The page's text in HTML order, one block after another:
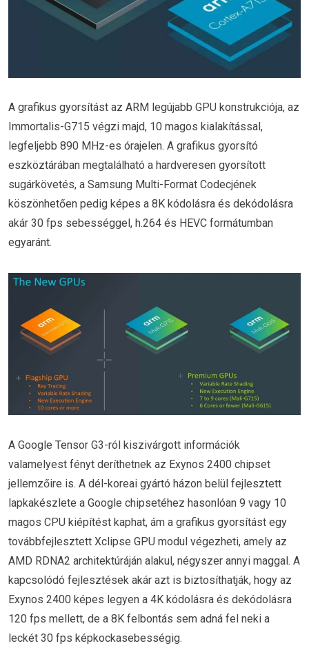
A grafikus gyorsítást az ARM legújabb GPU konstrukciója, az
Immortalis-G715 végzi majd, 10 magos kialakítással,
legfeljebb 890 MHz-es órajelen. A grafikus gyorsító
eszköztárában megtalálható a hardveresen gyorsított
sugárkövetés, a Samsung Multi-Format Codecjének
köszönhetően pedig képes a 8K kódolásra és dekódolásra
akár 30 fps sebességgel, h.264 és HEVC formátumban
egyaránt.
A Google Tensor G3-ról kiszivárgott információk
valamelyest fényt deríthetnek az Exynos 2400 chipset
jellemzőire is. A dél-koreai gyártó házon belül fejlesztett
lapkakészlete a Google chipsetéhez hasonlóan 9 vagy 10
magos CPU kiépítést kaphat, ám a grafikus gyorsítást egy
továbbfejlesztett Xclipse GPU modul végezheti, amely az
AMD RDNA2 architektúráján alakul, négyszer annyi maggal. A
kapcsolódó fejlesztések akár azt is biztosíthatják, hogy az
Exynos 2400 képes legyen a 4K kódolásra és dekódolásra
120 fps mellett, de a 8K felbontás sem adná fel neki a
leckét 30 fps képkockasebességig.